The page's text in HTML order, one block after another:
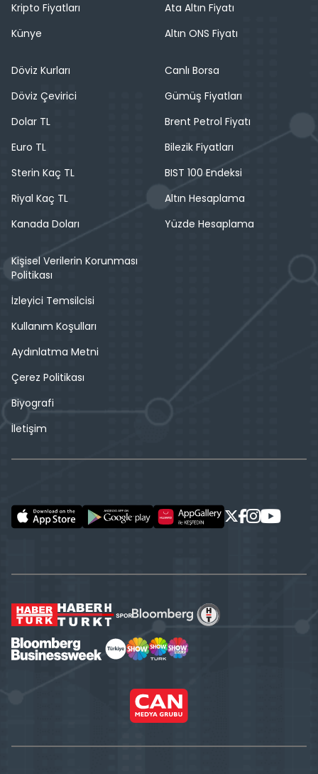
Kripto Fiyatları
Künye
Ata Altın Fiyatı
Altın ONS Fiyatı
Döviz Kurları
Döviz Çevirici
Dolar TL
Euro TL
Sterin Kaç TL
Riyal Kaç TL
Kanada Doları
Canlı Borsa
Gümüş Fiyatları
Brent Petrol Fiyatı
Bilezik Fiyatları
BIST 100 Endeksi
Altın Hesaplama
Yüzde Hesaplama
Kişisel Verilerin Korunması
Politikası
İzleyici Temsilcisi
Kullanım Koşulları
Aydınlatma Metni
Çerez Politikası
Biyografi
İletişim